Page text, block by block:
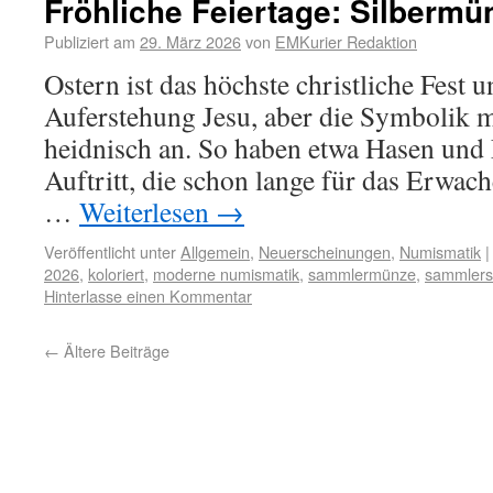
Fröhliche Feiertage:
Publiziert am 29. März 2026von EMKurier Redaktion
Ostern ist das höchste christliche Fest
Auferstehung Jesu, aber die Symbolik
heidnisch an. So haben etwa Hasen
Auftritt, die schon lange für das
… Weiterlesen →
Veröffentlicht unterAllgemein, Neuerscheinungen, Numismatik |
2026, koloriert, moderne numismatik, sammlermünze,
Hinterlasse einen Kommentar
← Ältere Beiträge